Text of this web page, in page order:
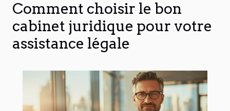
Comment choisir le bon
cabinet juridique pour votre
assistance légale